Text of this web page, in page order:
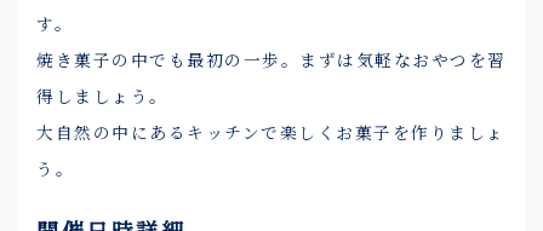
す。
焼き菓子の中でも最初の一歩。まずは気軽なおやつを習
得しましょう。
大自然の中にあるキッチンで楽しくお菓子を作りましょ
う。